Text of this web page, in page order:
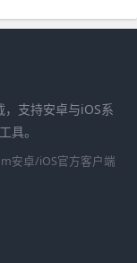
支持安卓与iOS系
具。
安卓/iOS官方客户端